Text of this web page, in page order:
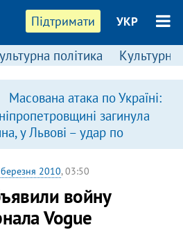
Підтримати УКР
політика Культурні
Масована атака по Україні:
загинула
у Львові – удар по
2010, 03:50
войну
Vogue